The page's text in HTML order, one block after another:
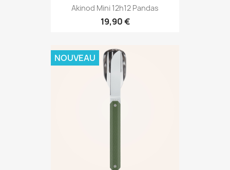
Akinod Mini 12h12 Pandas
19,90 €
NOUVEAU